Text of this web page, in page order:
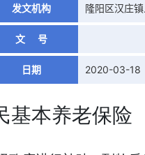
发文机构 隆阳区汉庄
文 号
日期 2020-03-18
基本养老保险